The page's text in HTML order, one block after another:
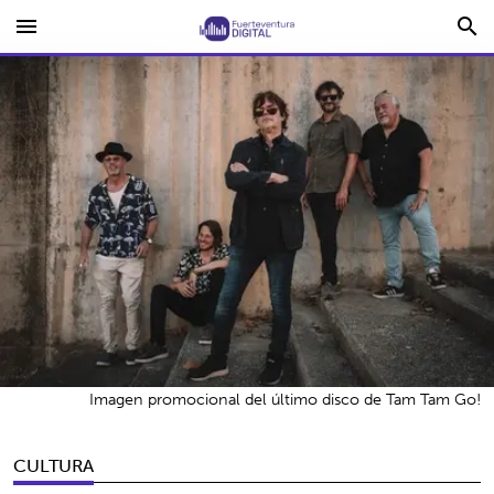
menu search
CULTURA
Imagen promocional del último disco de Tam Tam Go!